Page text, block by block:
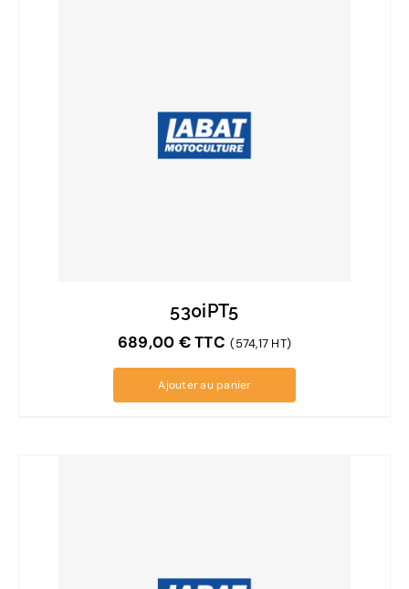
530iPT5
689,00 €TTC (574,17 HT)
Ajouter au panier